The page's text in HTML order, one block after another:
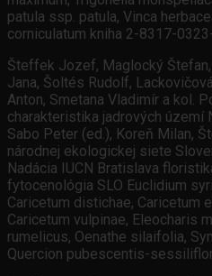
patula ssp. patula, Vinca
corniculatum kniha 2-8317-
Šteffek Jozef, Maglocký
Jana, Šoltés Rudolf,
Anton, Smetana Vladimír a kol.
charakteristika jadrových území
Sabo Peter (ed.), Koreň Milan,
národnej ekologickej siete
Nadácia IUCN Bratislava
fytocenológia SLO Euclidium
Caricetum distichae, Caricetum
Caricetum vulpinae, Eleocharis
rumelicus, Oenathe silaifolia,
Quercion pubescentis-